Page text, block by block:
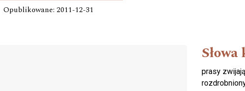
Opublikowane: 2011-12-31
prasy